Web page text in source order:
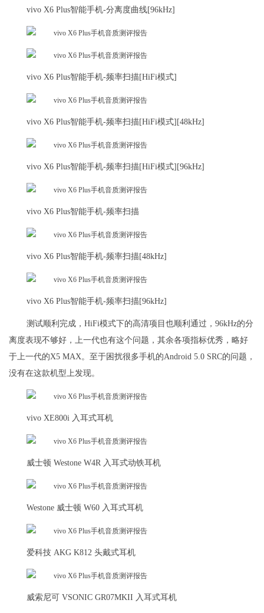
vivo X6 Plus智能手机-分离度曲线[96kHz]
vivo X6 Plus智能手机-频率扫描[HiFi模式]
vivo X6 Plus智能手机-频率扫描[HiFi模式][48kHz]
vivo X6 Plus智能手机-频率扫描[HiFi模式][96kHz]
vivo X6 Plus智能手机-频率扫描
vivo X6 Plus智能手机-频率扫描[48kHz]
vivo X6 Plus智能手机-频率扫描[96kHz]
测试顺利完成，HiFi模式下的高清项目也顺利通过，96kHz的分
离度表现不够好，上一代也有这个问题，其余各项指标优秀，略好
于上一代的X5 MAX。至于困扰很多手机的Android 5.0 SRC的问题，
没有在这款机型上发现。
vivo XE800i 入耳式耳机
威士顿 Westone W4R 入耳式动铁耳机
Westone 威士顿 W60 入耳式耳机
爱科技 AKG K812 头戴式耳机
威索尼可 VSONIC GR07MKII 入耳式耳机